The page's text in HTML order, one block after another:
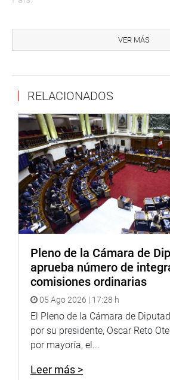
Directivo aceptó que se desarrolle de
Pleno temático a fin de abordar
sido el único Congreso que priorizó
social y económico del país”, señaló.
También dijo que realizó 5
en las regiones del Callao en La
Loreto. “En estas audiencias
autoridades locales y la ciudadanía,
necesidades y poder canalizarlas
públicas competentes para su
trabajo realizado durante este
como los logros alcanzados gracias
voluntad política de sacar las cosas
de las diferencias ideológicas que
expresó la parlamentaria.
Agregó que el día 2 de septiembre
ruta a seguir para garantizar de
VER MÁS
RELACIONADOS
Pleno de la Cámara de
aprueba número de
comisiones ordinarias
05 Ago 2026 | 17:28 h
El Pleno de la Cámara de
por su presidente, Oscar Reto
por mayoría, el...
Leer más >